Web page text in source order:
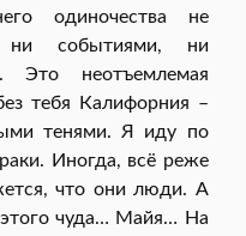
одиночества не
ни событиями, ни
Это неотъемлемая
тебя Калифорния –
тенями. Я иду по
Иногда, всё реже
что они люди. А
чуда… Майя… На